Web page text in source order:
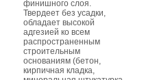
финишного слоя.
Твердеет без усадки,
обладает высокой
адгезией ко всем
распространенным
строительным
основаниям (бетон,
кирпичная кладка,